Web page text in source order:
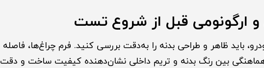
ارگونومی قبل از شروع تست
باید ظاهر و طراحی بدنه را به‌دقت بررسی کنید. فرم چراغ‌ها، فاصله
بین رنگ بدنه و تریم داخلی نشان‌دهنده کیفیت ساخت و دقت